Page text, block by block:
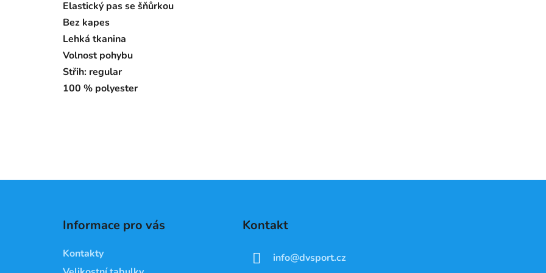
Elastický pas se šňůrkou
Bez kapes
Lehká tkanina
Volnost pohybu
Střih: regular
100 % polyester
Informace pro vás
Kontakty
Kontakt
info@dvsport.cz